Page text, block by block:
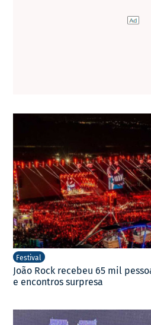
Festival
João Rock recebeu 65 mil
e encontros surpresa